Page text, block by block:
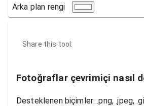
Arka plan rengi
Share this tool:
Fotoğraflar çevrimiçi nasıl
Desteklenen biçimler: .png, .jpeg,